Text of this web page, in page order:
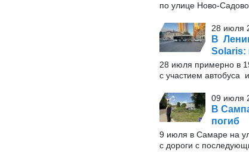
по улице Ново-
28 июля
В
Solaris:
28 июля примерно в
с участием автобуса
09 июля
В
погиб
9 июля в Самаре на
с дороги с